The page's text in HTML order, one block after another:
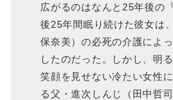
広がるのはなんと25年後の
後25年間眠り続けた彼女は
保奈美）の必死の介護によ
したのだった。しかし、明
笑顔を見せない冷たい女性
る父・進次しんじ（田中哲